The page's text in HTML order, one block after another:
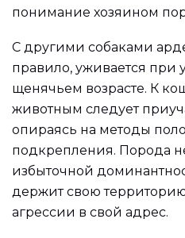
понимание хозяином
С другими собаками
правило, уживается при
щенячьем возрасте. К
животным следует
опираясь на методы
подкрепления. Порода
избыточной
держит свою
агрессии в свой адрес.